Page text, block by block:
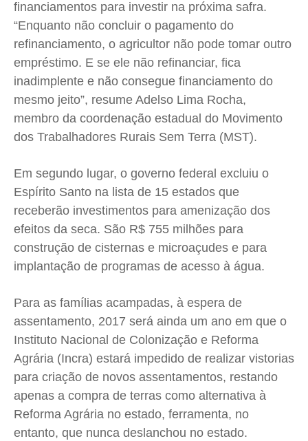
financiamentos para investir na próxima safra.
“Enquanto não concluir o pagamento do
refinanciamento, o agricultor não pode tomar outro
empréstimo. E se ele não refinanciar, fica
inadimplente e não consegue financiamento do
mesmo jeito”, resume Adelso Lima Rocha,
membro da coordenação estadual do Movimento
dos Trabalhadores Rurais Sem Terra (MST).
Em segundo lugar, o governo federal excluiu o
Espírito Santo na lista de 15 estados que
receberão investimentos para amenização dos
efeitos da seca. São R$ 755 milhões para
construção de cisternas e microaçudes e para
implantação de programas de acesso à água.
Para as famílias acampadas, à espera de
assentamento, 2017 será ainda um ano em que o
Instituto Nacional de Colonização e Reforma
Agrária (Incra) estará impedido de realizar vistorias
para criação de novos assentamentos, restando
apenas a compra de terras como alternativa à
Reforma Agrária no estado, ferramenta, no
entanto, que nunca deslanchou no estado.